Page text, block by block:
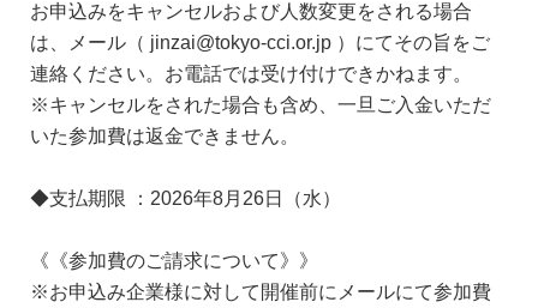
お申込みをキャンセルおよび人数変更をされる場合
は、メール（ jinzai@tokyo-cci.or.jp ）にてその旨をご
連絡ください。お電話では受け付けできかねます。
※キャンセルをされた場合も含め、一旦ご入金いただ
いた参加費は返金できません。
◆支払期限 ：2026年8月26日（水）
《《参加費のご請求について》》
※お申込み企業様に対して開催前にメールにて参加費